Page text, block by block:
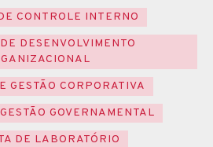
CONTROLE INTERNO
DESENVOLVIMENTO
GESTÃO CORPORATIVA
GOVERNAMENTAL
DE LABORATÓRIO